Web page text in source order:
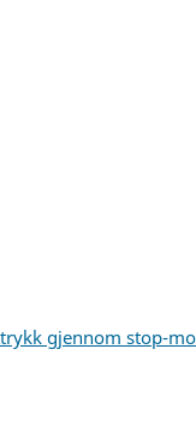
gjennom stop-